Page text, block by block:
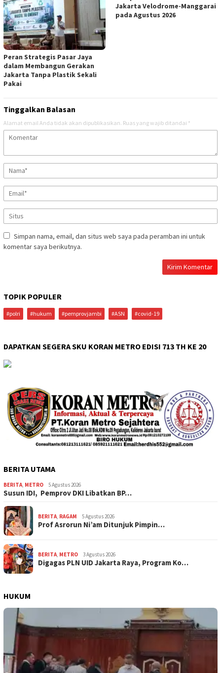
Peran Strategis Pasar Jaya
dalam Membangun Gerakan
Jakarta Tanpa Plastik Sekali
Pakai
Jakarta Velodrome-Manggarai
pada Agustus 2026
Tinggalkan Balasan
Alamat email Anda tidak akan dipublikasikan. Ruas yang wajib ditandai *
Simpan nama, email, dan situs web saya pada peramban ini untuk
komentar saya berikutnya.
TOPIK POPULER
#polri #hukum #pemprovjambi #ASN #covid-19
DAPATKAN SEGERA SKU KORAN METRO EDISI 713 TH KE 20
BERITA UTAMA
BERITA METRO 5 Agustus 2026
Susun IDI, Pemprov DKI Libatkan BP…
BERITA RAGAM 5 Agustus 2026
Prof Asrorun Ni’am Ditunjuk Pimpin…
BERITA METRO 3 Agustus 2026
Digagas PLN UID Jakarta Raya, Program Ko…
HUKUM